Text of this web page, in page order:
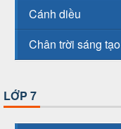
Cánh diều
Chân trời sáng tạo
LỚP 7